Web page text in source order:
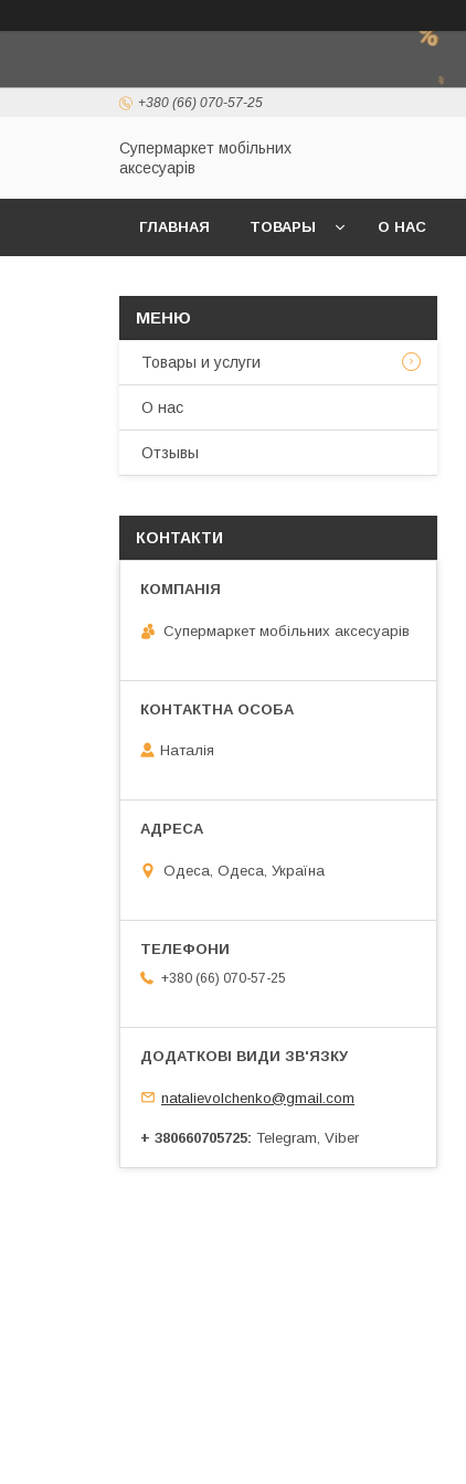
+380 (66) 070-57-25
Супермаркет мобільних
аксесуарів
ГЛАВНАЯ ТОВАРЫ О НАС
Товары и услуги
О нас
Отзывы
КОНТАКТИ
Супермаркет мобільних аксесуарів
Наталія
Одеса, Одеса, Україна
+380 (66) 070-57-25
natalievolchenko@gmail.com
+ 380660705725 Telegram, Viber